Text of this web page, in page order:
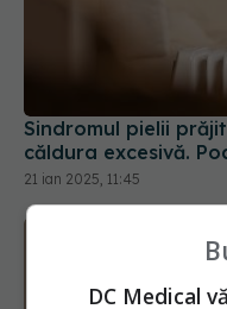
Sindromul pielii
căldura excesivă.
DC Medical